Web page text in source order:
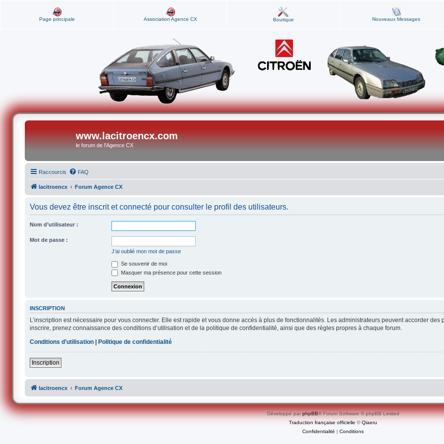
Page principale Association Agence CX Boutique Nouveaux Messages
www.lacitroencx.com
le forum de l'Agence CX
Raccourcis FAQ
lacitroencx Forum Agence CX
Vous devez être inscrit et connecté pour consulter le profil des utilisateurs.
Nom d’utilisateur :
Mot de passe :
J’ai oublié mon mot de passe
Se souvenir de moi
Masquer ma présence pour cette session
INSCRIPTION
L’inscription est nécessaire pour vous connecter. Elle est rapide et vous donne accès à plus de fonctionnalités. Les administrateurs peuvent accorder
inscrire, prenez connaissance des conditions d’utilisation et de la politique de confidentialité, ainsi que des règles propres à chaque forum.
Conditions d’utilisation |Politique de confidentialité
Inscription
lacitroencx Forum Agence CX
Développé parphpBB® Forum Software © phpBB Limited
Traduction française officielle ©Qiaeru
Confidentialité | Conditions